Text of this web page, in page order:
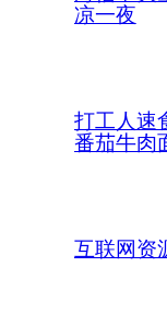
凉一夜
打工人速
番茄牛肉
互联网资